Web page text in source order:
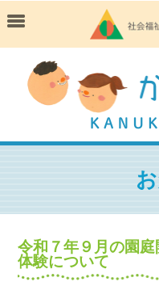
令和７年９月の園
体験について